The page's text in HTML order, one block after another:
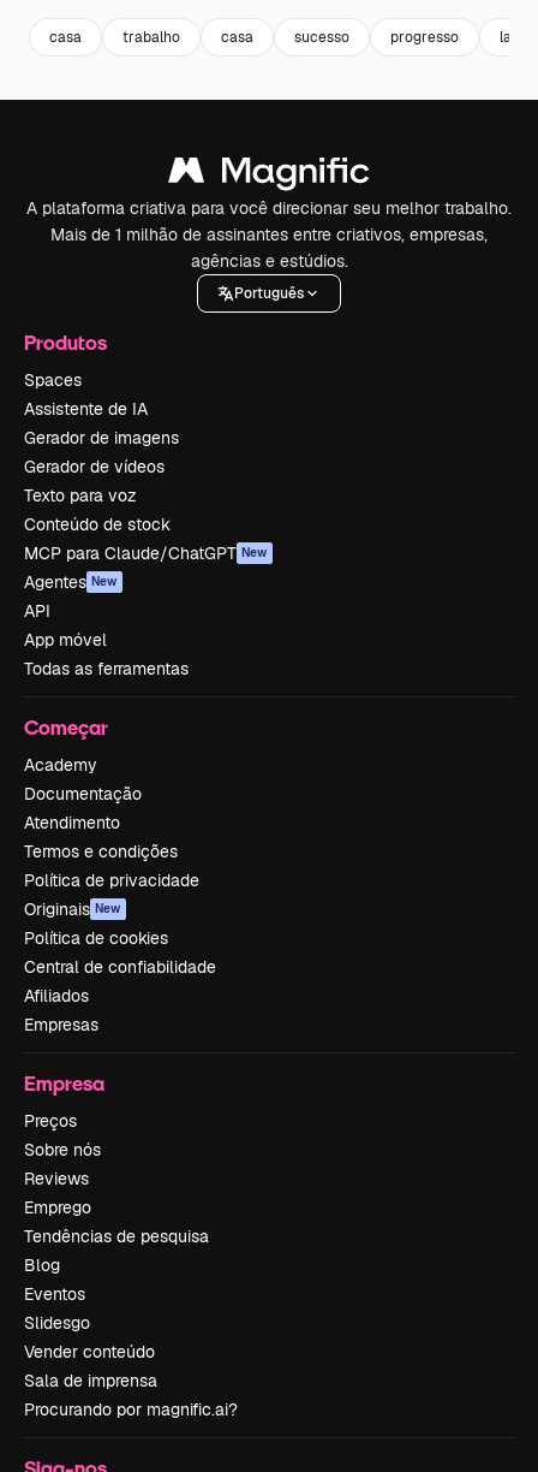
casa trabalho casa sucesso progresso
A plataforma criativa para você direcionar seu melhor trabalho.
Mais de 1 milhão de assinantes entre criativos, empresas,
agências e estúdios.
Português
Produtos
Spaces
Assistente de IA
Gerador de imagens
Gerador de vídeos
Texto para voz
Conteúdo de stock
MCP para Claude/ChatGPT New
Agentes New
API
App móvel
Todas as ferramentas
Começar
Academy
Documentação
Atendimento
Termos e condições
Política de privacidade
Originais New
Política de cookies
Central de confiabilidade
Afiliados
Empresas
Empresa
Preços
Sobre nós
Reviews
Emprego
Tendências de pesquisa
Blog
Eventos
Slidesgo
Vender conteúdo
Sala de imprensa
Procurando por magnific.ai?